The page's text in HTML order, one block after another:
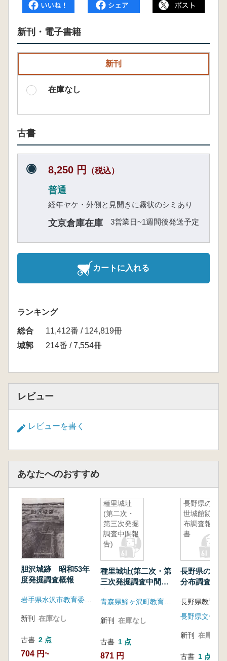
新刊・電子書籍
新刊
在庫なし
古書
8,250 円 （税込）
普通
経年ヤケ・外側と見開きに霧状のシミあり
文京倉庫在庫 3営業日~1週間後発送予定
カートに入れる
ランキング
総合
11,412番 / 124,819冊
城郭
214番 / 7,554冊
レビュー
レビューを書く
あなたへのおすすめ
胆沢城跡 昭和53年
度発掘調査概報
岩手県水沢市教育委員会
新刊 在庫なし
古書 2 点
704 円~
種里城址
(第二次・
第三次発掘
調査中間報
告)
種里城址(第二次・第
三次発掘調査中間報
新刊 在庫なし
古書 1 点
871 円
長野県の中
世城館跡:分
布調査報告
書
長野県の中
分布調査報
長野県教育委
長野県文化財
新刊 在庫なし
古書 1 点